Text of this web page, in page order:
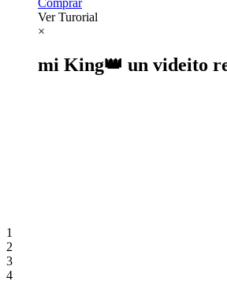
Comprar
Ver Turorial
×
mi King👑 un videito
1
2
3
4